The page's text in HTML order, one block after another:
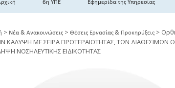
6η ΥΠΕ Εφημερίδα της Υπηρεσίας
> Νέα & Ανακοινώσεις > Θέσεις Εργασίας & Προκηρύξεις >
ΚΑΛΥΨΗ ΜΕ ΣΕΙΡΑ ΠΡΟΤΕΡΑΙΟΤΗΤΑΣ, ΤΩΝ ΔΙΑΘΕΣΙΜΩΝ
ΝΟΣΗΛΕΥΤΙΚΗΣ ΕΙΔΙΚΟΤΗΤΑΣ